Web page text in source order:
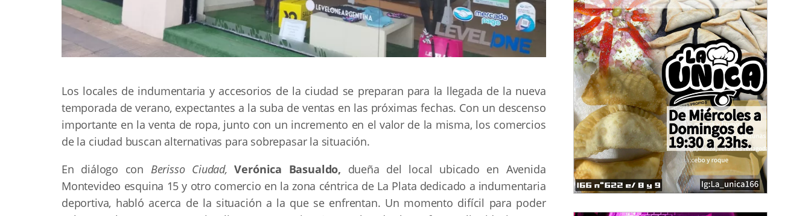
Los locales de indumentaria y accesorios de la ciudad se preparan para la llegada de la nueva
temporada de verano, expectantes a la suba de ventas en las próximas fechas. Con un descenso
importante en la venta de ropa, junto con un incremento en el valor de la misma, los comercios
de la ciudad buscan alternativas para sobrepasar la situación.
En diálogo con Berisso Ciudad, Verónica Basualdo, dueña del local ubicado en Avenida
Montevideo esquina 15 y otro comercio en la zona céntrica de La Plata dedicado a indumentaria
deportiva, habló acerca de la situación a la que se enfrentan. Un momento difícil para poder